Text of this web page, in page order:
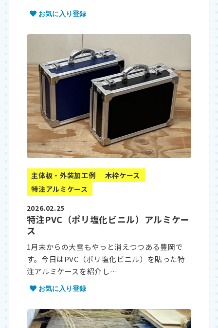
お気に入り登録
主体板・外装加工例
木枠ケース
特注アルミケース
2026.02.25
特注PVC（ポリ塩化ビニル）アルミケー
ス
1月末からの大雪もやっと消えつつある豊岡で
す。今日はPVC（ポリ塩化ビニル）を貼った特
注アルミケースを紹介し…
お気に入り登録